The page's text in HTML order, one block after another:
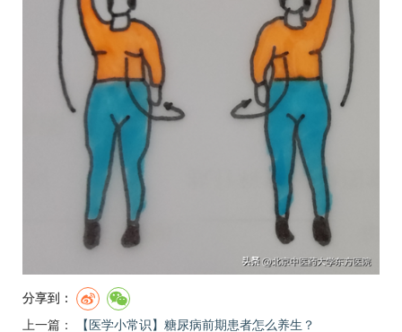
分享到：
上一篇： 【医学小常识】糖尿病前期患者怎么养生？